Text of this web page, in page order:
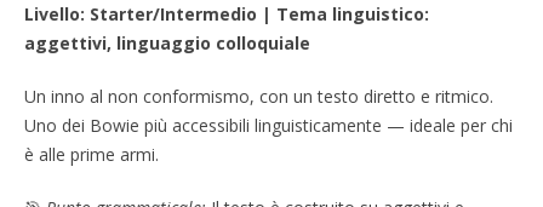
Livello: Starter/Intermedio | Tema linguistico:
aggettivi, linguaggio colloquiale
Un inno al non conformismo, con un testo diretto e ritmico.
Uno dei Bowie più accessibili linguisticamente — ideale per chi
è alle prime armi.